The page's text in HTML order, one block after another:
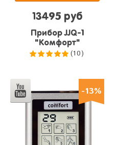
13495 руб
Прибор JJQ-1
"Комфорт"
(10)
-13%